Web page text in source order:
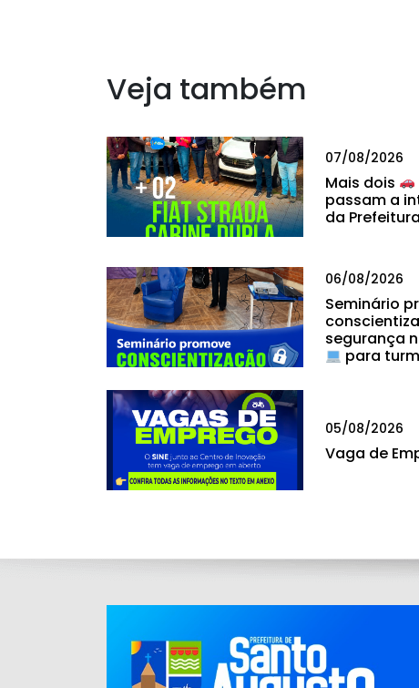
Veja também
07/08/2026
Mais dois
passam a
da
06/08/2026
Seminário
segurança
para
05/08/2026
Vaga de